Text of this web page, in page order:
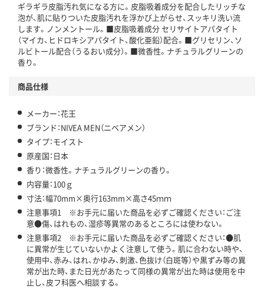
ギラギラ皮脂汚れ気になる方に。皮脂吸着成分を配合したリッチな
泡が、肌に貼りついた皮脂汚れを浮かび上がらせ、スッキリ洗い流
します。ノンメントール。■皮脂吸着成分 セリサイトアパタイト
（マイカ、ヒドロキシアパタイト、酸化亜鉛）配合。■グリセリン、ソ
ルビトール配合（うるおい成分）。■微香性。ナチュラルグリーンの
香り。
商品仕様
メーカー：花王
ブランド：NIVEA MEN（ニベアメン）
タイプ：モイスト
原産国：日本
香り：微香性。ナチュラルグリーンの香り。
内容量：100ｇ
寸法：幅70mm×奥行163mm×高さ45ｍｍ
注意事項1 ※お手元に届いた商品を必ずご確認ください：ご注
意●傷、はれもの、湿疹等異常のあるところには使わない。
注意事項2 ※お手元に届いた商品を必ずご確認ください：●肌
に異常が生じていないかよく注意して使う。肌に合わない時や、
使用中、赤み、はれ、かゆみ、刺激、色抜け（白斑等）や黒ずみ等の異
常が出た時、また日光があたって同様の異常が出た時は使用を中
止し、皮フ科医へ相談する。